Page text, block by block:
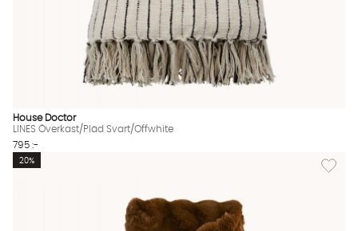
House Doctor
LINES Överkast/Pläd Svart/Offwhite
795 :-
Lägg
20%